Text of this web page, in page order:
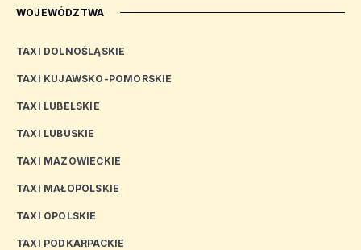
WOJEWÓDZTWA
TAXI DOLNOŚLĄSKIE
TAXI KUJAWSKO-POMORSKIE
TAXI LUBELSKIE
TAXI LUBUSKIE
TAXI MAZOWIECKIE
TAXI MAŁOPOLSKIE
TAXI OPOLSKIE
TAXI PODKARPACKIE